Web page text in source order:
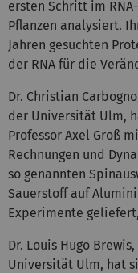
ersten Schritt im
Pflanzen analysiert.
Jahren gesuchten
der RNA für die
Dr. Christian
der Universität Ulm,
Professor Axel Groß
Rechnungen und
so genannten
Sauerstoff auf
Experimente
Dr. Louis Hugo
Universität Ulm, hat